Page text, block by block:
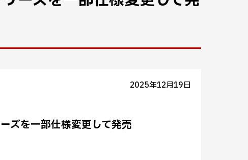
2025年12月19日
ズを一部仕様変更して発売